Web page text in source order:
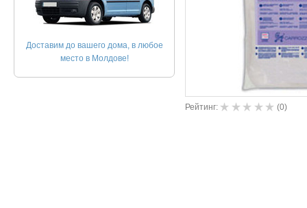
Доставим до вашего дома, в любое
место в Молдове!
Рейтинг: (0)